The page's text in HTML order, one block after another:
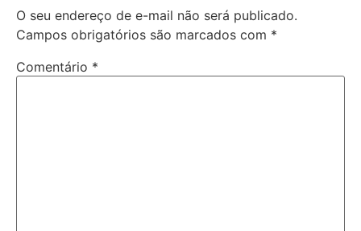
O seu endereço de e-mail não será publicado.
Campos obrigatórios são marcados com *
Comentário *